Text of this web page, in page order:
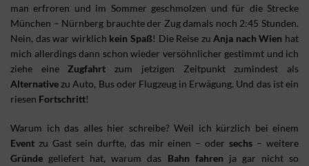
man erfroren und im Sommer geschmolzen und für die Strecke
München – Nürnberg brauchte der Zug damals noch 2:45 Stunden.
Nein, das war wirklich kein Spaß! Die Reise zuAnja nach Wien hat
mich allerdings dann schon wieder versöhnlicher gestimmt und ich
ziehe eine Zugfahrt zum jetzigen Zeitpunkt zumindest als
Alternative zu Auto, Bus oder Flugzeug in Erwägung. Und das ist ein
riesen Fortschritt!
Warum ich das alles hier schreibe? Weil ich kürzlich bei einem
Event zu Gast sein durfte, das mir einen – odersechs – weitere
Gründe geliefert hat, warum das Bahn fahren ja gar nicht so